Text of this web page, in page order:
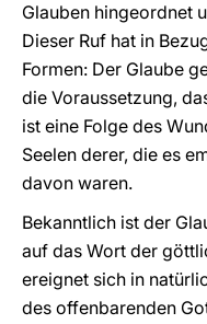
Glauben hingeordnet
Dieser Ruf hat in
Formen: Der Glaube
die Voraussetzung,
ist eine Folge des
Seelen derer, die es
davon waren.
Bekanntlich ist der
auf das Wort der
ereignet sich in
des offenbarenden